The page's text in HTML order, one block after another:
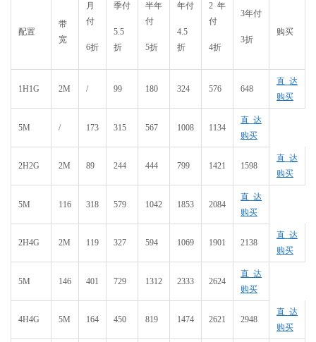
配置
带
宽
月
付
6折
季付
5.5
折
半年
付
5折
年付
4.5
折
2年
付
4折
3年付
3折
购买
1H1G 2M / 99 180 324 576 648
直达
购买
5M / 173 315 567 1008 1134
直达
购买
2H2G 2M 89 244 444 799 1421 1598
直达
购买
5M 116 318 579 1042 1853 2084
直达
购买
2H4G 2M 119 327 594 1069 1901 2138
直达
购买
5M 146 401 729 1312 2333 2624
直达
购买
4H4G 5M 164 450 819 1474 2621 2948
直达
购买